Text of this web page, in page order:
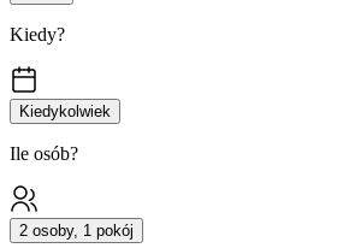
Kiedy?
Kiedykolwiek
Ile osób?
2 osoby, 1 pokój